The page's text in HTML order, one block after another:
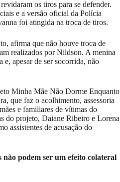
os tiros para se defender.
e a versão oficial da Polícia
foi atingida na troca de tiros.
afirma que não houve troca de
realizados por Nildson. A menina
apesar de ser socorrida, não
Minha Mãe Não Dorme Enquanto
que faz o acolhimento, assessoria
e familiares de vítimas do
do projeto, Daiane Ribeiro e Lorena
assistentes de acusação do
não podem ser um efeito colateral